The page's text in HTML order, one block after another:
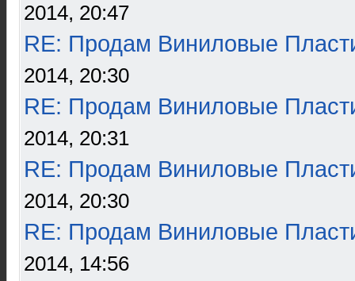
2014, 20:47
RE: Продам Виниловые
2014, 20:30
RE: Продам Виниловые
2014, 20:31
RE: Продам Виниловые
2014, 20:30
RE: Продам Виниловые
2014, 14:56